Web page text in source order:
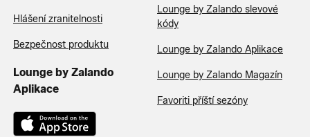
Hlášení zranitelnosti
Bezpečnost produktu
Lounge by Zalando
Aplikace
Lounge by Zalando slevové
kódy
Lounge by Zalando Aplikace
Lounge by Zalando Magazín
Favoriti příští sezóny